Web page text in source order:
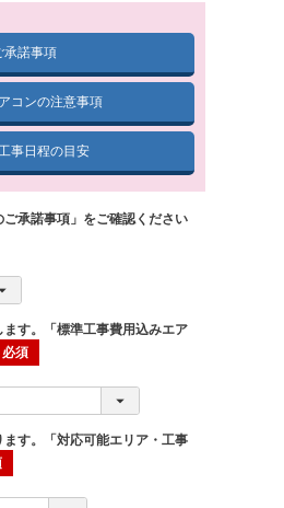
承諾事項
コンの注意事項
事日程の目安
承諾事項」をご確認ください
す。「標準工事費用込みエア
す。「対応可能エリア・工事